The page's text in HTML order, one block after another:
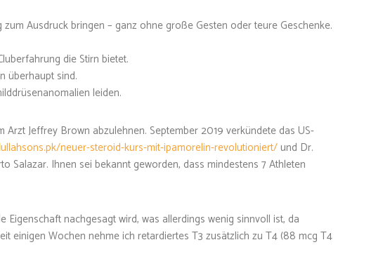
Ausdruck bringen – ganz ohne große Gesten oder teure Geschenke.
die Stirn bietet.
überhaupt sind.
leiden.
Jeffrey Brown abzulehnen. September 2019 verkündete das US-
neuer-steroid-kurs-mit-ipamorelin-revolutioniert/und Dr.
Salazar. Ihnen sei bekannt geworden, dass mindestens 7 Athleten
nachgesagt wird, was allerdings wenig sinnvoll ist, da
einigen Wochen nehme ich retardiertes T3 zusätzlich zu T4 (88 mcg T4